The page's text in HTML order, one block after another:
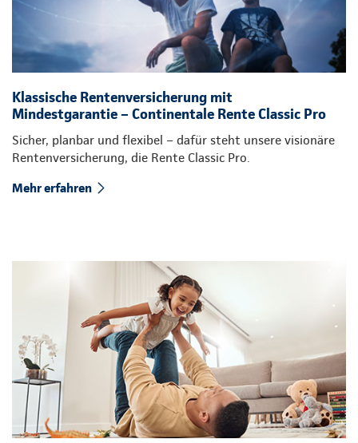
Klassische Rentenversicherung mit
Mindestgarantie – Continentale Rente Classic Pro
Sicher, planbar und flexibel – dafür steht unsere visionäre
Rentenversicherung, die Rente Classic Pro.
Mehr erfahren